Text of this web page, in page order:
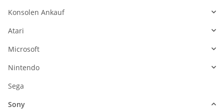
Konsolen Ankauf
Atari
Microsoft
Nintendo
Sega
Sony